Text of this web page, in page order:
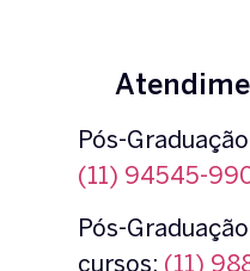
Pós-
(11) 94545-
Pós-
cursos: (11)